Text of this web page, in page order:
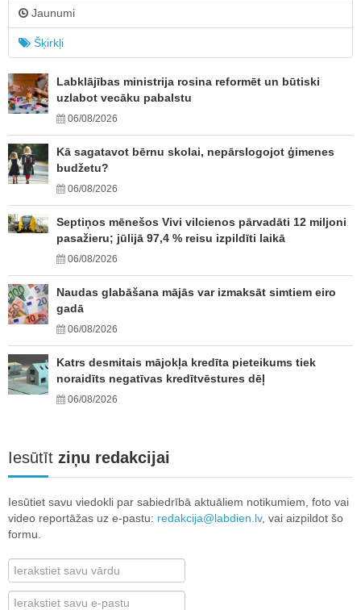
Jaunumi
Šķirkļi
Labklājības ministrija rosina reformēt un būtiski
uzlabot vecāku pabalstu
06/08/2026
Kā sagatavot bērnu skolai, nepārslogojot ģimenes
budžetu?
06/08/2026
Septiņos mēnešos Vivi vilcienos pārvadāti 12 miljoni
pasažieru; jūlijā 97,4 % reisu izpildīti laikā
06/08/2026
Naudas glabāšana mājās var izmaksāt simtiem eiro
gadā
06/08/2026
Katrs desmitais mājokļa kredīta pieteikums tiek
noraidīts negatīvas kredītvēstures dēļ
06/08/2026
Iesūtīt ziņu redakcijai
Iesūtiet savu viedokli par sabiedrībā aktuāliem notikumiem, foto vai
video reportāžas uz e-pastu: redakcija@labdien.lv, vai aizpildot šo
formu.